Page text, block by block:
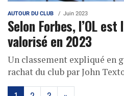
AUTOUR DU CLUB Juin 2023
Selon Forbes, l’OL
valorisé en 2023
Un classement expliqué en
rachat du club par John